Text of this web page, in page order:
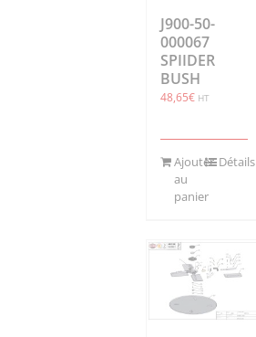
J900-50-
000067
SPIIDER
BUSH
48,65€ HT
Ajouter
au
panier
Détails